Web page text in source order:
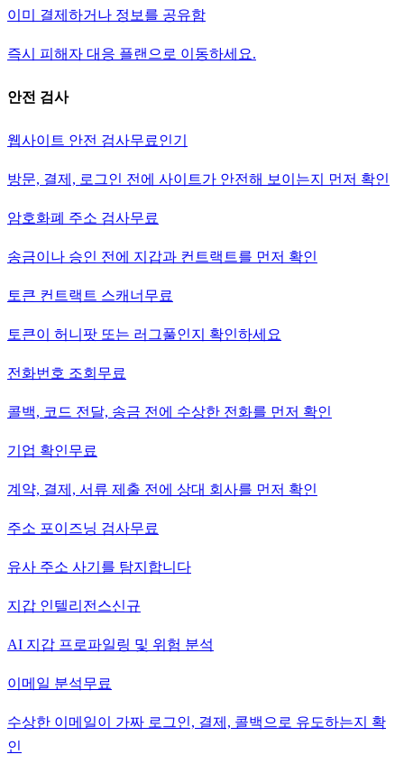
이미 결제하거나 정보를 공유함
즉시 피해자 대응 플랜으로 이동하세요.
안전 검사
웹사이트 안전 검사무료인기
방문, 결제, 로그인 전에 사이트가 안전해 보이는지 먼저 확인
암호화폐 주소 검사무료
송금이나 승인 전에 지갑과 컨트랙트를 먼저 확인
토큰 컨트랙트 스캐너 무료
토큰이 허니팟 또는 러그풀인지 확인하세요
전화번호 조회 무료
콜백, 코드 전달, 송금 전에 수상한 전화를 먼저 확인
기업 확인무료
계약, 결제, 서류 제출 전에 상대 회사를 먼저 확인
주소 포이즈닝 검사무료
유사 주소 사기를 탐지합니다
지갑 인텔리전스신규
AI 지갑 프로파일링 및 위험 분석
이메일 분석무료
수상한 이메일이 가짜 로그인, 결제, 콜백으로 유도하는지 확
인